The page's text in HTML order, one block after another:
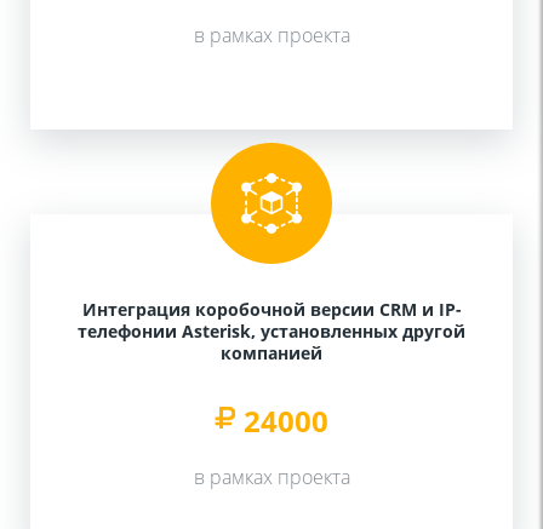
в рамках проекта
Интеграция коробочной версии CRM и IP-
телефонии Asterisk, установленных другой
компанией
24000
в рамках проекта